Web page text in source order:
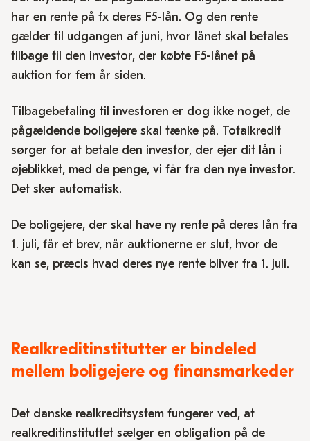
har en rente på fx deres F5-lån. Og den rente
gælder til udgangen af juni, hvor lånet skal betales
tilbage til den investor, der købte F5-lånet på
auktion for fem år siden.
Tilbagebetaling til investoren er dog ikke noget, de
pågældende boligejere skal tænke på. Totalkredit
sørger for at betale den investor, der ejer dit lån i
øjeblikket, med de penge, vi får fra den nye investor.
Det sker automatisk.
De boligejere, der skal have ny rente på deres lån fra
1. juli, får et brev, når auktionerne er slut, hvor de
kan se, præcis hvad deres nye rente bliver fra 1. juli.
Realkreditinstitutter er bindeled
mellem boligejere og finansmarkeder
Det danske realkreditsystem fungerer ved, at
realkreditinstituttet sælger en obligation på de